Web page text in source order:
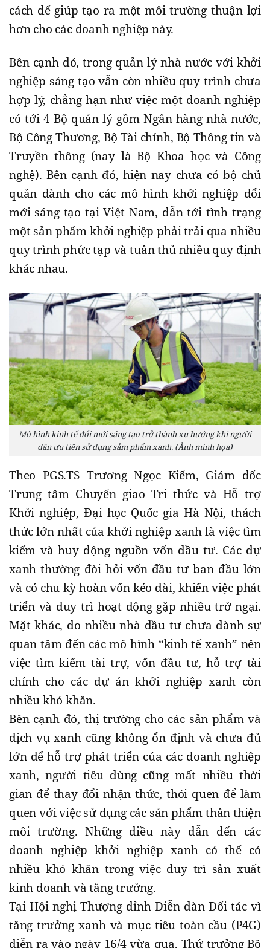
cách để giúp tạo ra một môi trường thuận lợi
hơn cho các doanh nghiệp này.
Bên cạnh đó, trong quản lý nhà nước với khởi
nghiệp sáng tạo vẫn còn nhiều quy trình chưa
hợp lý, chẳng hạn như việc một doanh nghiệp
có tới 4 Bộ quản lý gồm Ngân hàng nhà nước,
Bộ Công Thương, Bộ Tài chính, Bộ Thông tin và
Truyền thông (nay là Bộ Khoa học và Công
nghệ). Bên cạnh đó, hiện nay chưa có bộ chủ
quản dành cho các mô hình khởi nghiệp đổi
mới sáng tạo tại Việt Nam, dẫn tới tình trạng
một sản phẩm khởi nghiệp phải trải qua nhiều
quy trình phức tạp và tuân thủ nhiều quy định
khác nhau.
Mô hình kinh tế đổi mới sáng tạo trở thành xu hướng khi người
dân ưu tiên sử dụng sảm phẩm xanh. (Ảnh minh họa)
Theo PGS.TS Trương Ngọc Kiểm, Giám đốc
Trung tâm Chuyển giao Tri thức và Hỗ trợ
Khởi nghiệp, Đại học Quốc gia Hà Nội, thách
thức lớn nhất của khởi nghiệp xanh là việc tìm
kiếm và huy động nguồn vốn đầu tư. Các dự
xanh thường đòi hỏi vốn đầu tư ban đầu lớn
và có chu kỳ hoàn vốn kéo dài, khiến việc phát
triển và duy trì hoạt động gặp nhiều trở ngại.
Mặt khác, do nhiều nhà đầu tư chưa dành sự
quan tâm đến các mô hình “kinh tế xanh” nên
việc tìm kiếm tài trợ, vốn đầu tư, hỗ trợ tài
chính cho các dự án khởi nghiệp xanh còn
nhiều khó khăn.
Bên cạnh đó, thị trường cho các sản phẩm và
dịch vụ xanh cũng không ổn định và chưa đủ
lớn để hỗ trợ phát triển của các doanh nghiệp
xanh, người tiêu dùng cũng mất nhiều thời
gian để thay đổi nhận thức, thói quen để làm
quen với việc sử dụng các sản phẩm thân thiện
môi trường. Những điều này dẫn đến các
doanh nghiệp khởi nghiệp xanh có thể có
nhiều khó khăn trong việc duy trì sản xuất
kinh doanh và tăng trưởng.
Tại Hội nghị Thượng đỉnh Diễn đàn Đối tác vì
tăng trưởng xanh và mục tiêu toàn cầu (P4G)
diễn ra vào ngày 16/4 vừa qua, Thứ trưởng Bộ